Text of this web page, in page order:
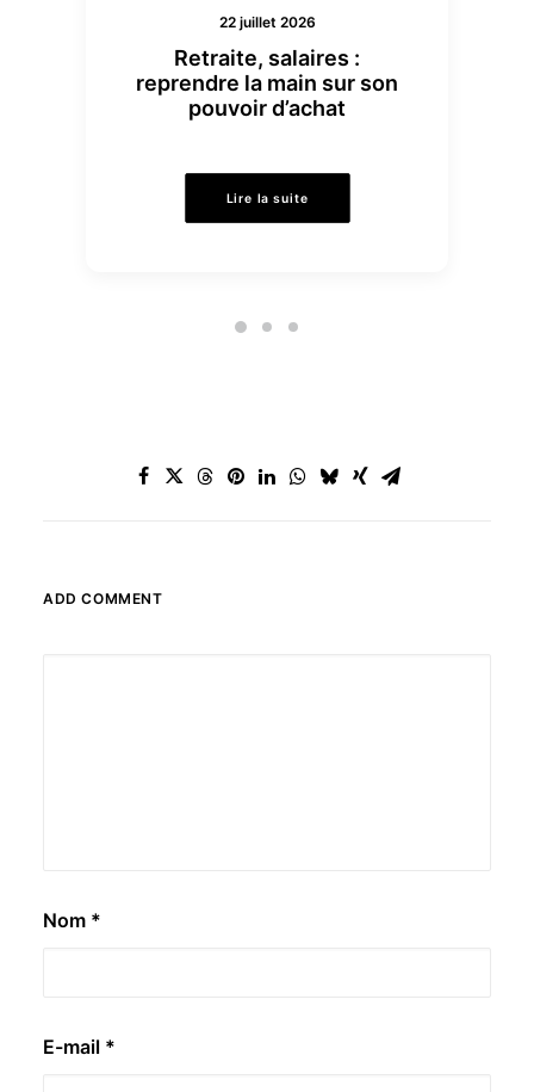
22 juillet 2026
Retraite, salaires :
reprendre la main sur son
pouvoir d’achat
Lire la suite
ADD COMMENT
Nom *
E-mail *